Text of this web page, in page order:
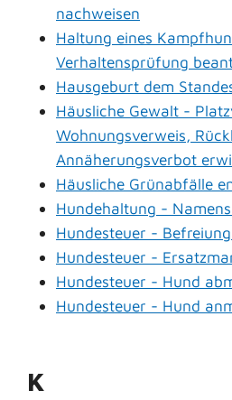
nachweisen
Haltung eines
Verhaltensprüfung
Hausgeburt dem
Häusliche Gewalt -
Wohnungsverweis,
Annäherungsverbot
Häusliche Grünabfälle
Hundehaltung -
Hundesteuer -
Hundesteuer -
Hundesteuer - Hund
Hundesteuer - Hund
K